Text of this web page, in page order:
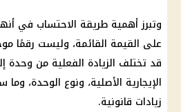
وتبرز أهمية طريقة الاحتساب في
على القيمة القائمة، وليست رقمًا
قد تختلف الزيادة الفعلية من
الإيجارية الأصلية، ونوع الوحدة،
زيادات قانونية.